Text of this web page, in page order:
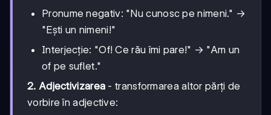
Pronume negativ: "Nu cunosc pe nimeni." →
"Ești un nimeni!"
Interjecție: "Of! Ce rău îmi pare!" → "Am un
of pe suflet."
2. Adjectivizarea - transformarea altor părți de
vorbire în adjective: